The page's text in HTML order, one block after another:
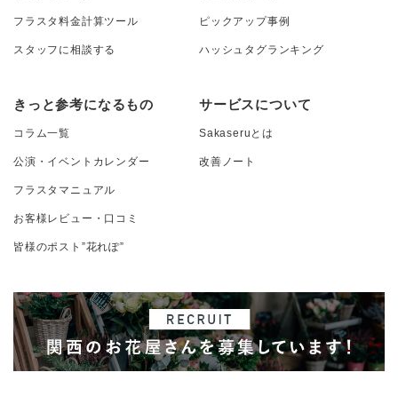
フラスタ料金計算ツール
スタッフに相談する
ピックアップ事例
ハッシュタグランキング
きっと参考になるもの
コラム一覧
公演・イベントカレンダー
フラスタマニュアル
お客様レビュー・口コミ
皆様のポスト”花れぽ”
サービスについて
Sakaseruとは
改善ノート